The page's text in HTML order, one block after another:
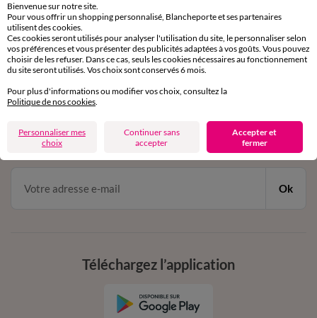
Service clients
par chat et par téléphone
de 8h00 à 20h00 du lundi au samedi
11€ Offerts
en vous inscrivant à la newsletter
dès 20€ d’achat
conditions dans votre email de confirmation
Ok
Téléchargez l’application
Bienvenue sur notre site.
Pour vous offrir un shopping personnalisé, Blancheporte et ses partenaires
utilisent des cookies.
Ces cookies seront utilisés pour analyser l'utilisation du site, le personnaliser selon
vos préférences et vous présenter des publicités adaptées à vos goûts. Vous pouvez
choisir de les refuser. Dans ce cas, seuls les cookies nécessaires au fonctionnement
du site seront utilisés. Vos choix sont conservés 6 mois.
Pour plus d'informations ou modifier vos choix, consultez la
Politique de nos cookies.
Personnaliser mes
choix
Continuer sans
accepter
Accepter et
fermer